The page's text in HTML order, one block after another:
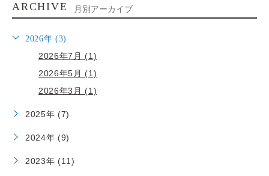
ARCHIVE 月別アーカイブ
2026年 (3)
2026年7月 (1)
2026年5月 (1)
2026年3月 (1)
2025年 (7)
2024年 (9)
2023年 (11)